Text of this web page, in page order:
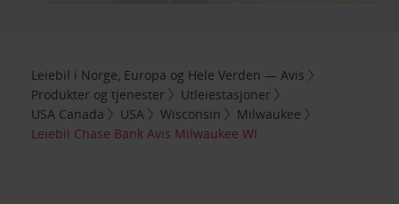
Leiebil i Norge, Europa og Hele Verden — Avis
Produkter og tjenester
Utleiestasjoner
USA Canada
USA Wisconsin
Milwaukee
Leiebil Chase Bank Avis Milwaukee WI